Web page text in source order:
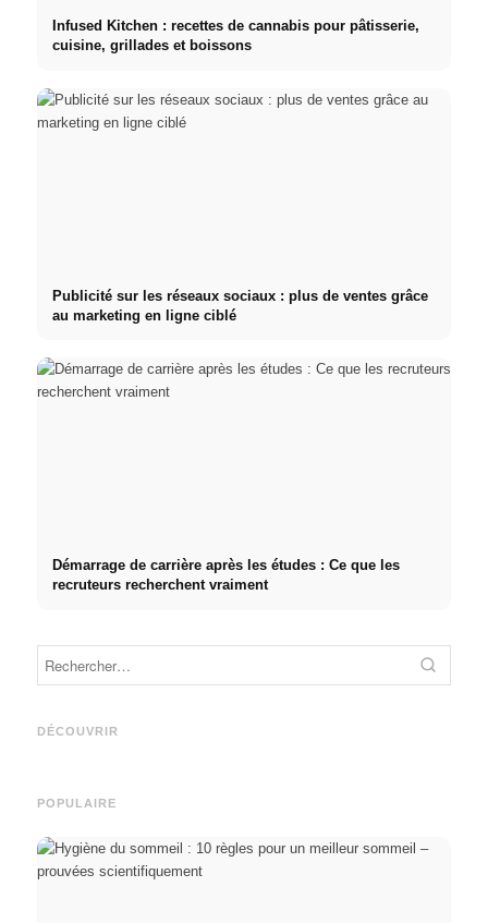
Infused Kitchen : recettes de cannabis pour pâtisserie,
cuisine, grillades et boissons
Publicité sur les réseaux sociaux : plus de ventes grâce
au marketing en ligne ciblé
Démarrage de carrière après les études : Ce que les
recruteurs recherchent vraiment
DÉCOUVRIR
Deutschlandstipendium,
Stage pratique chez des
POPULAIRE